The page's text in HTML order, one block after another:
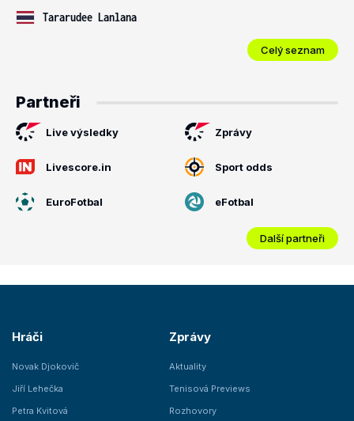
Tararudee Lanlana
Celý seznam
Partneři
Live výsledky Zprávy
Livescore.in Sport odds
EuroFotbal eFotbal
Další partneři
Hráči
Novak Djokovič
Jiří Lehečka
Petra Kvitová
Zprávy
Aktuality
Tenisová Previews
Rozhovory